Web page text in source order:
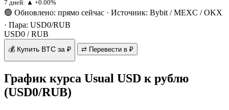
7 дней: ▲ +0.00%
🟢 Обновлено: прямо сейчас · Источник: Bybit / MEXC / OKX
· Пара: USD0/RUB
USD0 / RUB
💰 Купить BTC за ₽ ⇄ Перевести в ₽
График курса Usual USD к рублю
(USD0/RUB)